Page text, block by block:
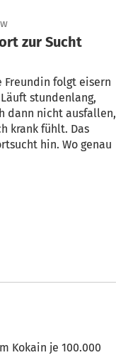
Freundin folgt eisern
stundenlang,
dann nicht ausfallen,
krank fühlt. Das
hin. Wo genau